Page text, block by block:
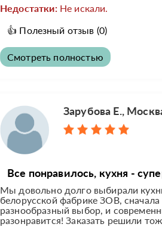
Недостатки: Не искали.
👍 Полезный отзыв (0)
Смотреть полностью
Зарубова Е.,
Все понравилось, кухня -
Мы довольно долго выбирали
белорусской фабрике ЗОВ,
разнообразный выбор, и
разонравится! Заказать решили